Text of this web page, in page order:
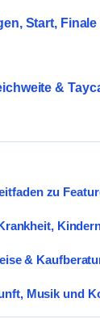
Start, Finale
&
zu
&
Musik und